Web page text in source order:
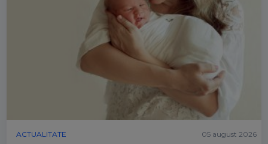
ACTUALITATE 05 august 2026